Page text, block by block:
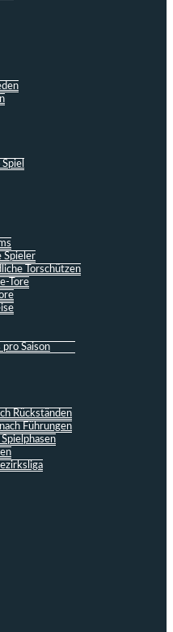
Spieler
Torschützen
Tore
pro Saison
Rückständen
Führungen